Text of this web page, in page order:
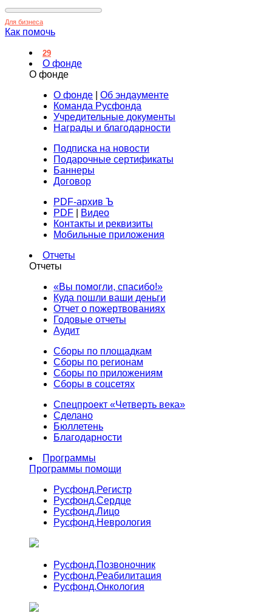
Для бизнеса
Как помочь
29
О фонде
О фонде
О фонде
Об эндаументе
Команда Русфонда
Учредительные документы
Награды и благодарности
Подписка на новости
Подарочные сертификаты
Баннеры
Договор
PDF-архив Ъ
PDF
Видео
Контакты и реквизиты
Мобильные приложения
Отчеты
Отчеты
«Вы помогли, спасибо!»
Куда пошли ваши деньги
Отчет о пожертвованиях
Годовые отчеты
Аудит
Сборы по площадкам
Сборы по регионам
Сборы по приложениям
Сборы в соцсетях
Спецпроект «Четверть века»
Сделано
Бюллетень
Благодарности
Программы
Программы помощи
Русфонд.Регистр
Русфонд.Сердце
Русфонд.Лицо
Русфонд.Неврология
Русфонд.Позвоночник
Русфонд.Реабилитация
Русфонд.Онкология